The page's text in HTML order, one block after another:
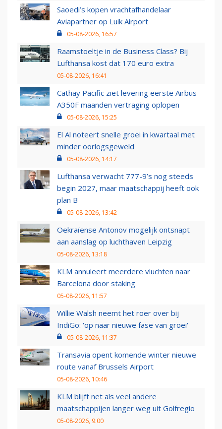
Saoedi’s kopen vrachtafhandelaar
Aviapartner op Luik Airport
05-08-2026, 16:57
Raamstoeltje in de Business Class? Bij
Lufthansa kost dat 170 euro extra
05-08-2026, 16:41
Cathay Pacific ziet levering eerste Airbus
A350F maanden vertraging oplopen
05-08-2026, 15:25
El Al noteert snelle groei in kwartaal met
minder oorlogsgeweld
05-08-2026, 14:17
Lufthansa verwacht 777-9’s nog steeds
begin 2027, maar maatschappij heeft ook
plan B
05-08-2026, 13:42
Oekraïense Antonov mogelijk ontsnapt
aan aanslag op luchthaven Leipzig
05-08-2026, 13:18
KLM annuleert meerdere vluchten naar
Barcelona door staking
05-08-2026, 11:57
Willie Walsh neemt het roer over bij
IndiGo: 'op naar nieuwe fase van groei'
05-08-2026, 11:37
Transavia opent komende winter nieuwe
route vanaf Brussels Airport
05-08-2026, 10:46
KLM blijft net als veel andere
maatschappijen langer weg uit Golfregio
05-08-2026, 9:00